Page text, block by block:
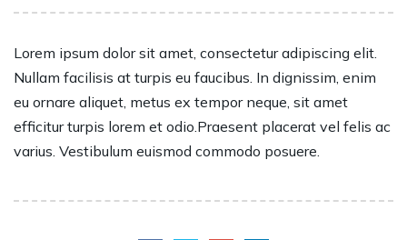
Lorem ipsum dolor sit amet, consectetur adipiscing elit.
Nullam facilisis at turpis eu faucibus. In dignissim, enim
eu ornare aliquet, metus ex tempor neque, sit amet
efficitur turpis lorem et odio.Praesent placerat vel felis ac
varius. Vestibulum euismod commodo posuere.